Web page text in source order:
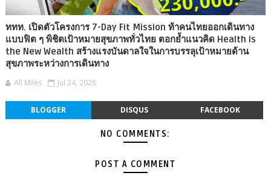
ททท. เปิดตัวโครงการ 7-Day Fit Mission ท้าคนไทยออกเดินทาง
แบบฟิต ๆ พิชิตเป้าหมายสุขภาพทั่วไทย ตอกย้ำแนวคิด Health is
the New Wealth สร้างแรงบันดาลใจในการบรรลุเป้าหมายด้าน
สุขภาพระหว่างการเดินทาง
All Miles Jul 24, 2026
BLOGGER DISQUS FACEBOOK
NO COMMENTS:
POST A COMMENT